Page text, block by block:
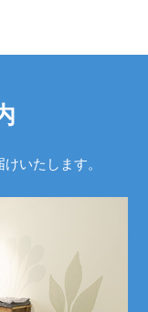
いたします。